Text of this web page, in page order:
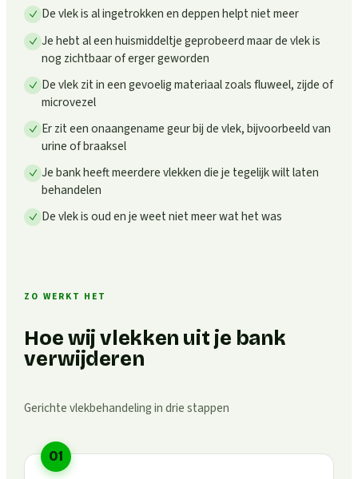
De vlek is al ingetrokken en deppen helpt niet meer
Je hebt al een huismiddeltje geprobeerd maar de vlek is
nog zichtbaar of erger geworden
De vlek zit in een gevoelig materiaal zoals fluweel, zijde of
microvezel
Er zit een onaangename geur bij de vlek, bijvoorbeeld van
urine of braaksel
Je bank heeft meerdere vlekken die je tegelijk wilt laten
behandelen
De vlek is oud en je weet niet meer wat het was
ZO WERKT HET
Hoe wij vlekken uit je bank
verwijderen
Gerichte vlekbehandeling in drie stappen
01